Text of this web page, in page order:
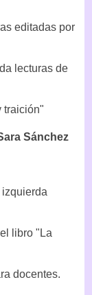
editadas por
lecturas de
traición"
Sánchez
libro "La
docentes.